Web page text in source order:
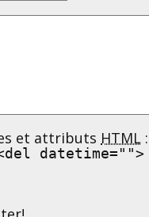
et attributs HTML :